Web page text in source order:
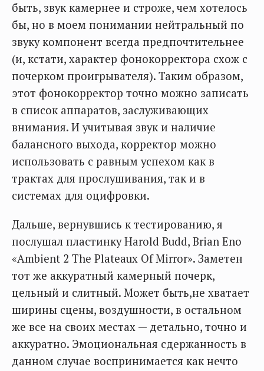
быть, звук камернее и строже, чем хотелось
бы, но в моем понимании нейтральный по
звуку компонент всегда предпочтительнее
(и, кстати, характер фонокорректора схож с
почерком проигрывателя). Таким образом,
этот фонокорректор точно можно записать
в список аппаратов, заслуживающих
внимания. И учитывая звук и наличие
балансного выхода, корректор можно
использовать с равным успехом как в
трактах для прослушивания, так и в
системах для оцифровки.
Дальше, вернувшись к тестированию, я
послушал пластинку Harold Budd, Brian Eno
«Ambient 2 The Plateaux Of Mirror». Заметен
тот же аккуратный камерный почерк,
цельный и слитный. Может быть,не хватает
ширины сцены, воздушности, в остальном
же все на своих местах — детально, точно и
аккуратно. Эмоциональная сдержанность в
данном случае воспринимается как нечто